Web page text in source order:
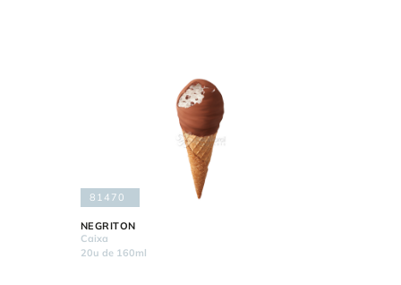
81470
NEGRITON
Caixa
20u de 160ml